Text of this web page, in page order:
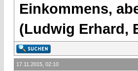
Einkommens,
(Ludwig Erhard,
17.11.2015, 02:10